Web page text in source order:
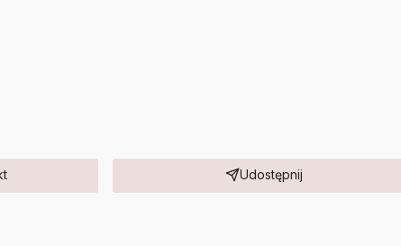
Udostępnij